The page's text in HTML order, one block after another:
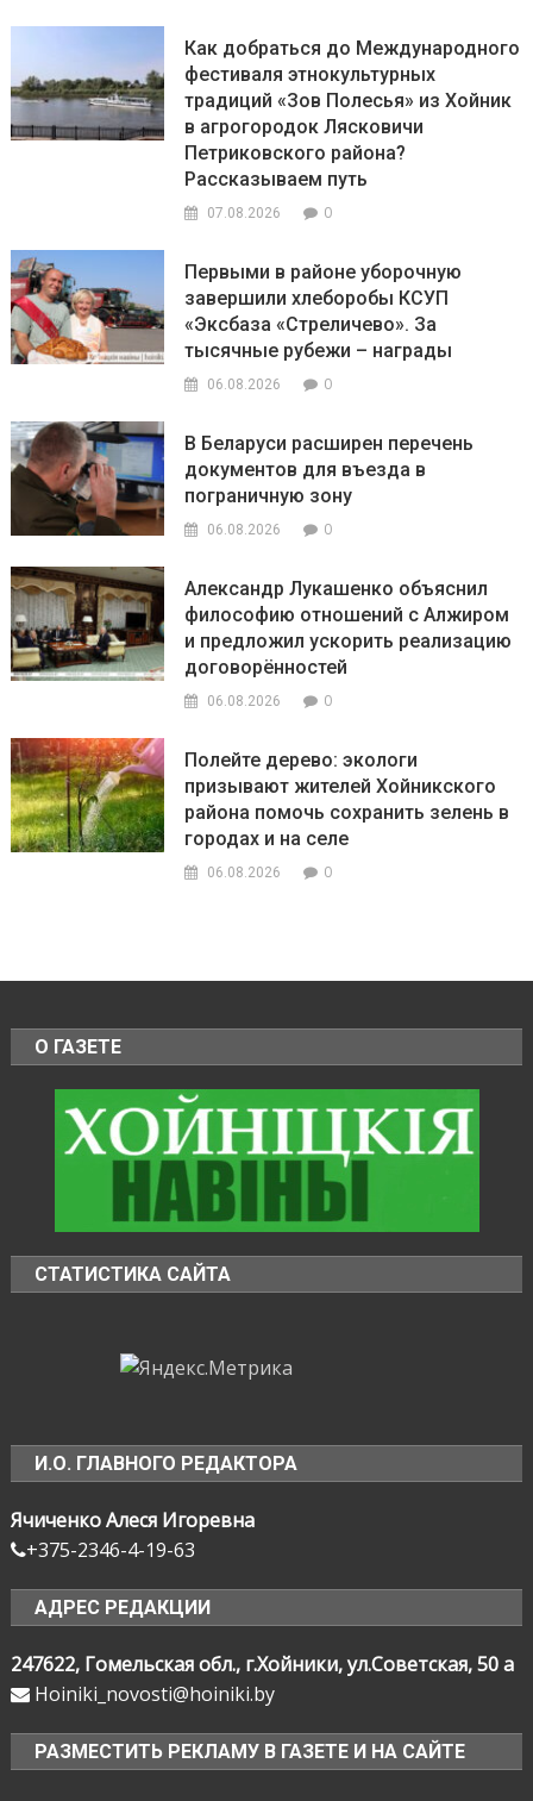
Как добраться до Международного
фестиваля этнокультурных
традиций «Зов Полесья» из Хойник
в агрогородок Лясковичи
Петриковского района?
Рассказываем путь
07.08.2026 0
Первыми в районе уборочную
завершили хлеборобы КСУП
«Эксбаза «Стреличево». За
тысячные рубежи – награды
06.08.2026 0
В Беларуси расширен перечень
документов для въезда в
пограничную зону
06.08.2026 0
Александр Лукашенко объяснил
философию отношений с Алжиром
и предложил ускорить реализацию
договорённостей
06.08.2026 0
Полейте дерево: экологи
призывают жителей Хойникского
района помочь сохранить зелень в
городах и на селе
06.08.2026 0
О ГАЗЕТЕ
СТАТИСТИКА САЙТА
И.О. ГЛАВНОГО РЕДАКТОРА
Ячиченко Алеся Игоревна
+375-2346-4-19-63
АДРЕС РЕДАКЦИИ
247622, Гомельская обл., г.Хойники, ул.Советская, 50 а
Hoiniki_novosti@hoiniki.by
РАЗМЕСТИТЬ РЕКЛАМУ В ГАЗЕТЕ И НА САЙТЕ